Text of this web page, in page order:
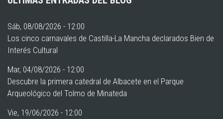
Sáb, 08/08/2026 - 12:00
Los cinco carnavales de Castilla-La Mancha declarados Bien de
Interés Cultural
Mar, 04/08/2026 - 12:00
Descubre la primera catedral de Albacete en el Parque
Arqueológico del Tolmo de Minateda
Vie, 19/06/2026 - 12:00